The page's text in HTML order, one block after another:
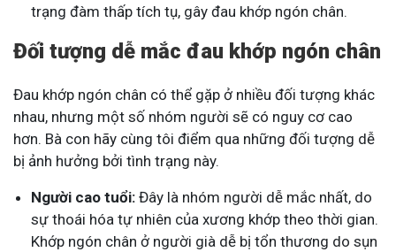
trạng đàm thấp tích tụ, gây đau khớp ngón chân.
Đối tượng dễ mắc đau khớp ngón chân
Đau khớp ngón chân có thể gặp ở nhiều đối tượng khác
nhau, nhưng một số nhóm người sẽ có nguy cơ cao
hơn. Bà con hãy cùng tôi điểm qua những đối tượng dễ
bị ảnh hưởng bởi tình trạng này.
Người cao tuổi: Đây là nhóm người dễ mắc nhất, do
sự thoái hóa tự nhiên của xương khớp theo thời gian.
Khớp ngón chân ở người già dễ bị tổn thương do sụn